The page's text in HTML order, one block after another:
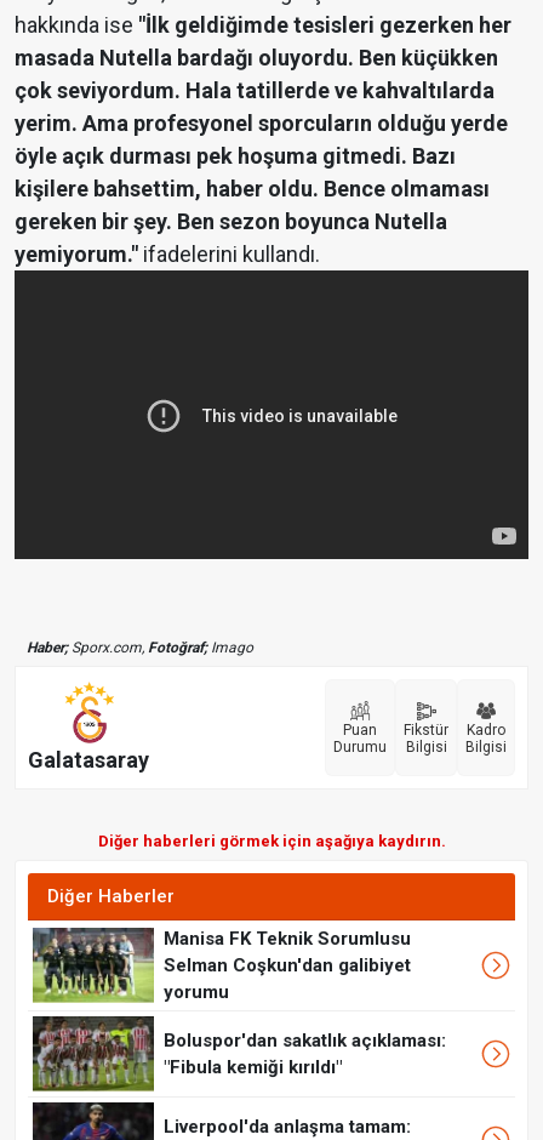
hakkında ise "İlk geldiğimde tesisleri gezerken her
masada Nutella bardağı oluyordu. Ben küçükken
çok seviyordum. Hala tatillerde ve kahvaltılarda
yerim. Ama profesyonel sporcuların olduğu yerde
öyle açık durması pek hoşuma gitmedi. Bazı
kişilere bahsettim, haber oldu. Bence olmaması
gereken bir şey. Ben sezon boyunca Nutella
yemiyorum." ifadelerini kullandı.
Haber;Sporx.com, Fotoğraf;Imago
Galatasaray
Puan
Durumu
Fikstür
Bilgisi
Kadro
Bilgisi
Diğer haberleri görmek için aşağıya kaydırın.
Diğer Haberler
Manisa FK Teknik Sorumlusu
Selman Coşkun'dan galibiyet
yorumu
Boluspor'dan sakatlık açıklaması:
"Fibula kemiği kırıldı"
Liverpool'da anlaşma tamam: